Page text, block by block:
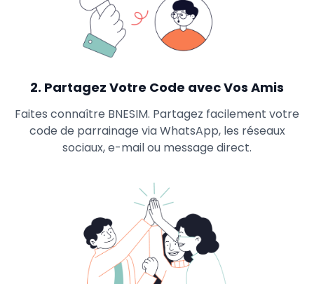
2. Partagez Votre Code avec Vos Amis
Faites connaître BNESIM. Partagez facilement votre
code de parrainage via WhatsApp, les réseaux
sociaux, e-mail ou message direct.